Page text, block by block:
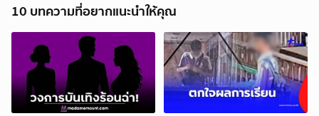
10 บทความที่อยากแนะนำให้คุณ